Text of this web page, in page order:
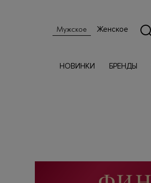
Мужское Женское
НОВИНКИ БРЕНДЫ